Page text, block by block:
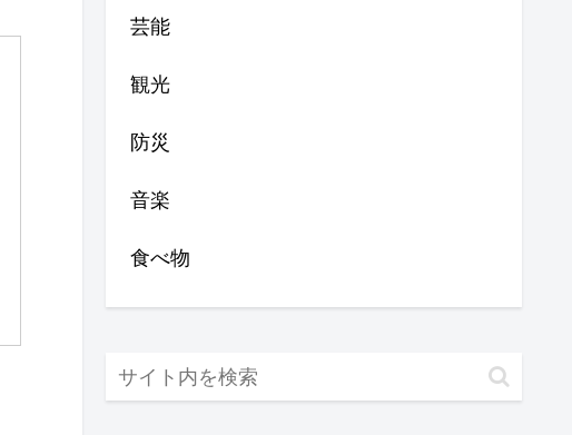
芸能
観光
防災
音楽
食べ物